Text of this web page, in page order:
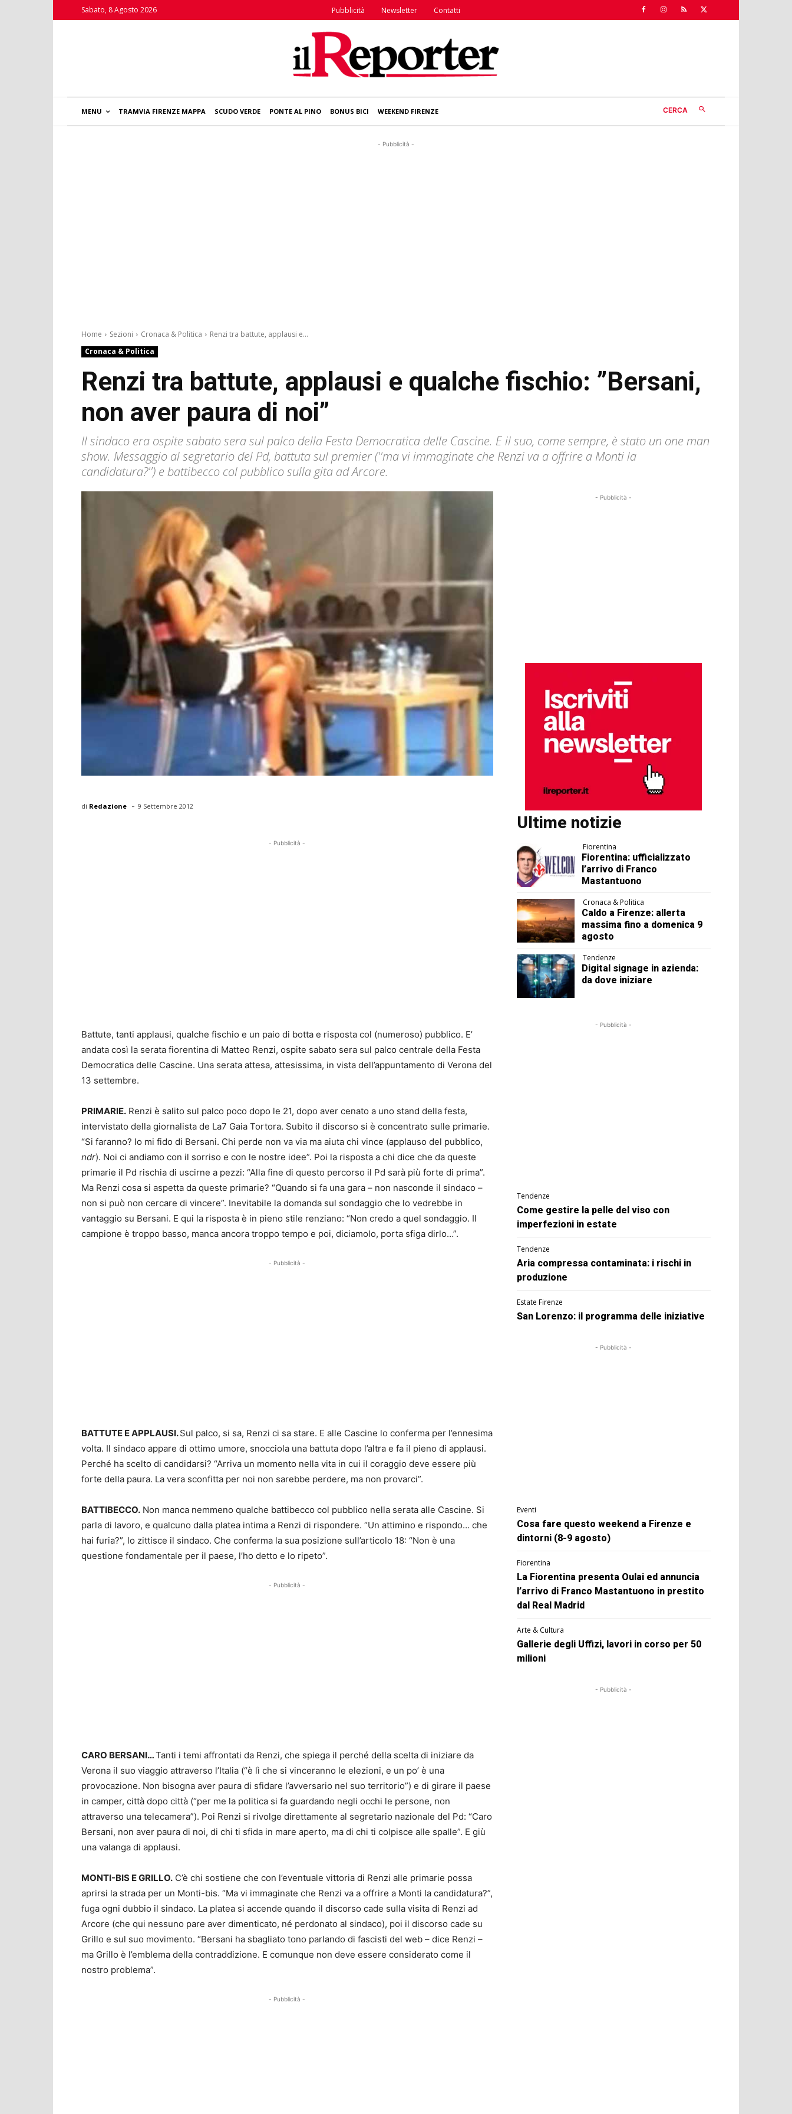
Sabato, 8 Agosto 2026 Pubblicità Newsletter Contatti
MENU TRAMVIA FIRENZE MAPPA SCUDO VERDE PONTE AL PINO BONUS BICI WEEKEND FIRENZE CERCA
- Pubblicità -
Home Sezioni Cronaca & Politica
Renzi tra battute, applausi e...
Cronaca & Politica
Renzi tra battute, applausi e qualche fischio: ”Bersani,
non aver paura di noi”
Il sindaco era ospite sabato sera sul palco della Festa Democratica delle Cascine. E il suo, come sempre, è stato un one man
show. Messaggio al segretario del Pd, battuta sul premier (''ma vi immaginate che Renzi va a offrire a Monti la
candidatura?'') e battibecco col pubblico sulla gita ad Arcore.
di Redazione - 9 Settembre 2012
- Pubblicità -
Battute, tanti applausi, qualche fischio e un paio di botta e risposta col (numeroso) pubblico. E’
andata così la serata fiorentina di Matteo Renzi, ospite sabato sera sul palco centrale della Festa
Democratica delle Cascine. Una serata attesa, attesissima, in vista dell’appuntamento di Verona del
13 settembre.
PRIMARIE. Renzi è salito sul palco poco dopo le 21, dopo aver cenato a uno stand della festa,
intervistato della giornalista de La7 Gaia Tortora. Subito il discorso si è concentrato sulle primarie.
“Si faranno? Io mi fido di Bersani. Chi perde non va via ma aiuta chi vince (applauso del pubblico,
ndr). Noi ci andiamo con il sorriso e con le nostre idee”. Poi la risposta a chi dice che da queste
primarie il Pd rischia di uscirne a pezzi: “Alla fine di questo percorso il Pd sarà più forte di prima”.
Ma Renzi cosa si aspetta da queste primarie? “Quando si fa una gara – non nasconde il sindaco –
non si può non cercare di vincere”. Inevitabile la domanda sul sondaggio che lo vedrebbe in
vantaggio su Bersani. E qui la risposta è in pieno stile renziano: “Non credo a quel sondaggio. Il
campione è troppo basso, manca ancora troppo tempo e poi, diciamolo, porta sfiga dirlo…”.
- Pubblicità -
BATTUTE E APPLAUSI.Sul palco, si sa, Renzi ci sa stare. E alle Cascine lo conferma per l’ennesima
volta. Il sindaco appare di ottimo umore, snocciola una battuta dopo l’altra e fa il pieno di applausi.
Perché ha scelto di candidarsi? “Arriva un momento nella vita in cui il coraggio deve essere più
forte della paura. La vera sconfitta per noi non sarebbe perdere, ma non provarci”.
BATTIBECCO. Non manca nemmeno qualche battibecco col pubblico nella serata alle Cascine. Si
parla di lavoro, e qualcuno dalla platea intima a Renzi di rispondere. “Un attimino e rispondo… che
hai furia?”, lo zittisce il sindaco. Che conferma la sua posizione sull’articolo 18: “Non è una
questione fondamentale per il paese, l’ho detto e lo ripeto”.
- Pubblicità -
CARO BERSANI…Tanti i temi affrontati da Renzi, che spiega il perché della scelta di iniziare da
Verona il suo viaggio attraverso l’Italia (“è lì che si vinceranno le elezioni, e un po’ è una
provocazione. Non bisogna aver paura di sfidare l’avversario nel suo territorio”) e di girare il paese
in camper, città dopo città (“per me la politica si fa guardando negli occhi le persone, non
attraverso una telecamera”). Poi Renzi si rivolge direttamente al segretario nazionale del Pd: “Caro
Bersani, non aver paura di noi, di chi ti sfida in mare aperto, ma di chi ti colpisce alle spalle”. E giù
una valanga di applausi.
MONTI-BIS E GRILLO. C’è chi sostiene che con l’eventuale vittoria di Renzi alle primarie possa
aprirsi la strada per un Monti-bis. “Ma vi immaginate che Renzi va a offrire a Monti la candidatura?”,
fuga ogni dubbio il sindaco. La platea si accende quando il discorso cade sulla visita di Renzi ad
Arcore (che qui nessuno pare aver dimenticato, né perdonato al sindaco), poi il discorso cade su
Grillo e sul suo movimento. “Bersani ha sbagliato tono parlando di fascisti del web – dice Renzi –
ma Grillo è l’emblema della contraddizione. E comunque non deve essere considerato come il
nostro problema”.
- Pubblicità -
- Pubblicità -
Ultime notizie
Fiorentina
Fiorentina: ufficializzato
l’arrivo di Franco
Mastantuono
Cronaca & Politica
Caldo a Firenze: allerta
massima fino a domenica 9
agosto
Tendenze
Digital signage in azienda:
da dove iniziare
- Pubblicità -
Tendenze
Come gestire la pelle del viso con
imperfezioni in estate
Tendenze
Aria compressa contaminata: i rischi in
produzione
Estate Firenze
San Lorenzo: il programma delle iniziative
- Pubblicità -
Eventi
Cosa fare questo weekend a Firenze e
dintorni (8-9 agosto)
Fiorentina
La Fiorentina presenta Oulai ed annuncia
l’arrivo di Franco Mastantuono in prestito
dal Real Madrid
Arte & Cultura
Gallerie degli Uffizi, lavori in corso per 50
milioni
- Pubblicità -